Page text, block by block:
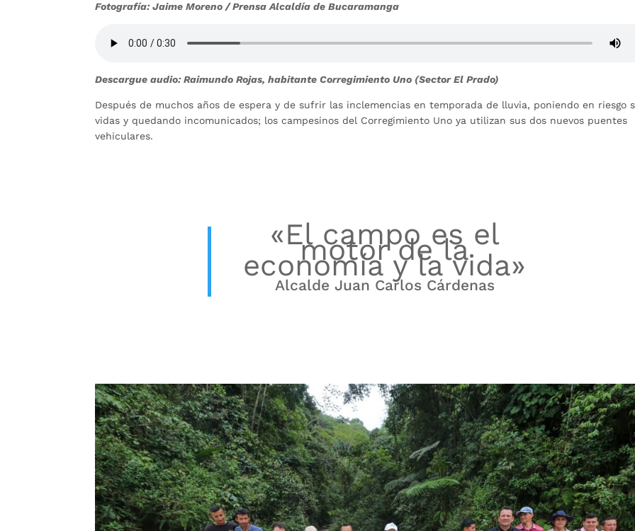
Fotografía: Jaime Moreno / Prensa Alcaldía de Bucaramanga
Descargue audio: Raimundo Rojas, habitante Corregimiento Uno (Sector El Prado)
Después de muchos años de espera y de sufrir las inclemencias en temporada de lluvia, poniendo en riesgo
vidas y quedando incomunicados; los campesinos del Corregimiento Uno ya utilizan sus dos nuevos puentes
vehiculares.
«El campo es el
motor de la
economía y la vida»
Alcalde Juan Carlos Cárdenas